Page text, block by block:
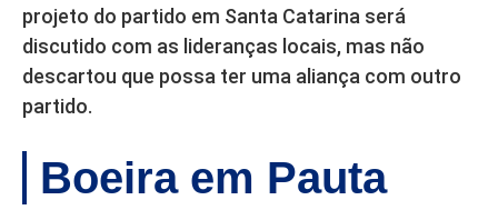
projeto do partido em Santa Catarina será
discutido com as lideranças locais, mas não
descartou que possa ter uma aliança com outro
partido.
Boeira em Pauta